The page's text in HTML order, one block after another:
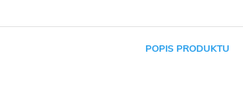
POPIS PRODUKTU